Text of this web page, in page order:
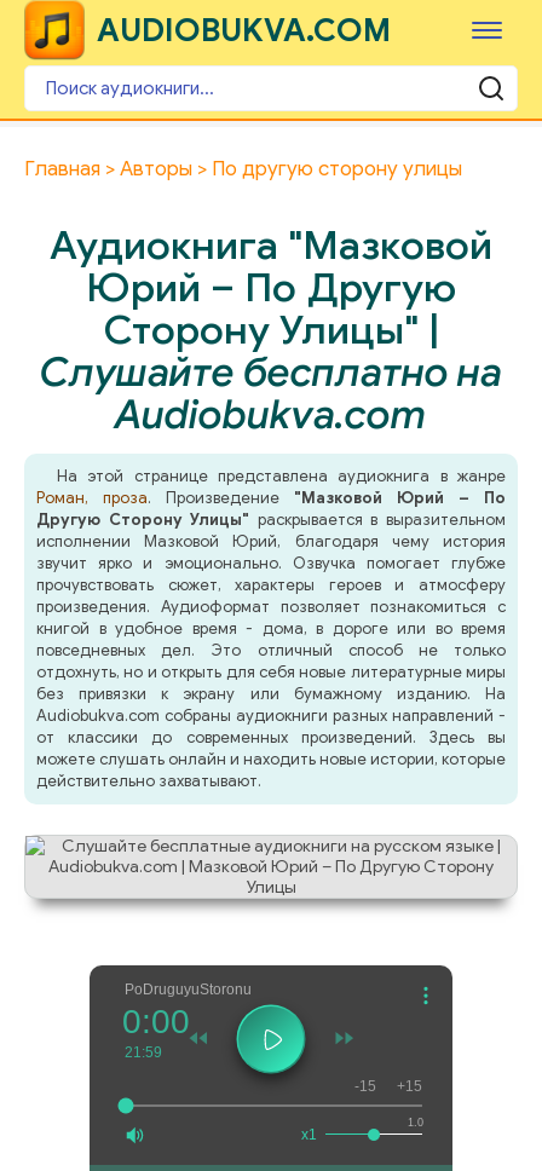
AUDIOBUKVA.COM
Главная Авторы По другую сторону улицы
Аудиокнига "Мазковой
Юрий – По Другую
Сторону Улицы" |
Слушайте бесплатно на
Audiobukva.com
На этой странице представлена аудиокнига в жанре
Роман, проза. Произведение "Мазковой Юрий – По
Другую Сторону Улицы" раскрывается в выразительном
исполнении Мазковой Юрий, благодаря чему история
звучит ярко и эмоционально. Озвучка помогает глубже
прочувствовать сюжет, характеры героев и атмосферу
произведения. Аудиоформат позволяет познакомиться с
книгой в удобное время - дома, в дороге или во время
повседневных дел. Это отличный способ не только
отдохнуть, но и открыть для себя новые литературные миры
без привязки к экрану или бумажному изданию. На
Audiobukva.com собраны аудиокниги разных направлений -
от классики до современных произведений. Здесь вы
можете слушать онлайн и находить новые истории, которые
действительно захватывают.
PoDruguyuStoronu
0:00
21:59
1.0
x1
-15 +15